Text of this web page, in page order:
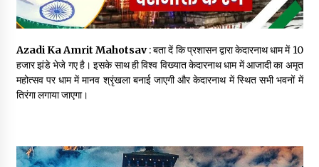
Azadi Ka Amrit Mahotsav: बता दें कि प्रशासन द्वारा केदारनाथ धाम में 10
हजार झंडे भेजे गए है। इसके साथ ही विश्व विख्यात केदारनाथ धाम में आजादी का अमृत
महोत्सव पर धाम में मानव श्रृंखला बनाई जाएगी और केदारनाथ में स्थित सभी भवनों में
तिरंगा लगाया जाएगा।